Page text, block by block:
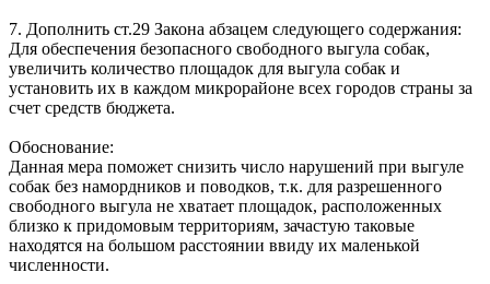
7. Дополнить ст.29 Закона абзацем следующего содержания:
Для обеспечения безопасного свободного выгула собак,
увеличить количество площадок для выгула собак и
установить их в каждом микрорайоне всех городов страны за
счет средств бюджета.
Обоснование:
Данная мера поможет снизить число нарушений при выгуле
собак без намордников и поводков, т.к. для разрешенного
свободного выгула не хватает площадок, расположенных
близко к придомовым территориям, зачастую таковые
находятся на большом расстоянии ввиду их маленькой
численности.